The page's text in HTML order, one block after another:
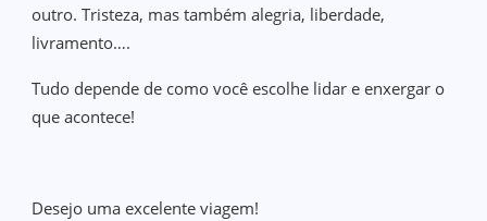
outro. Tristeza, mas também alegria, liberdade,
livramento….
Tudo depende de como você escolhe lidar e enxergar o
que acontece!
Desejo uma excelente viagem!